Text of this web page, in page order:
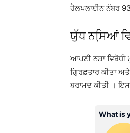
ਹੈਲਪਲਾਈਨ ਨੰਬਰ
ਯੁੱਧ ਨਸਿ਼ਆਂ
ਆਪਣੀ ਨਸ਼ਾ
ਗ੍ਰਿਫ਼ਤਾਰ ਕੀਤਾ
ਬਰਾਮਦ ਕੀਤੀ ।